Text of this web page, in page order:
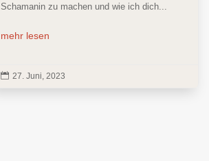
Schamanin zu machen und wie ich dich...
mehr lesen
 27. Juni, 2023